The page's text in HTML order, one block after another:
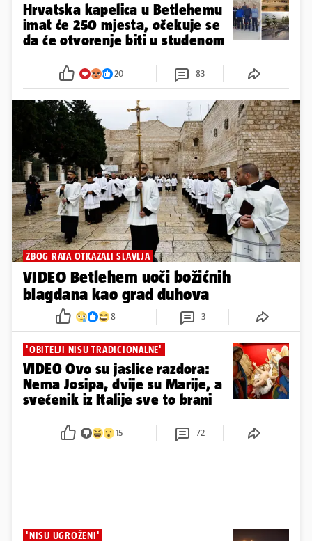
Hrvatska kapelica u Betlehemu
imat će 250 mjesta, očekuje se
da će otvorenje biti u studenom
20 83
ZBOG RATA OTKAZALI SLAVLJA
VIDEO Betlehem uoči božićnih
blagdana kao grad duhova
8 3
'OBITELJI NISU TRADICIONALNE'
VIDEO Ovo su jaslice razdora:
Nema Josipa, dvije su Marije, a
svećenik iz Italije sve to brani
15 72
'NISU UGROŽENI'